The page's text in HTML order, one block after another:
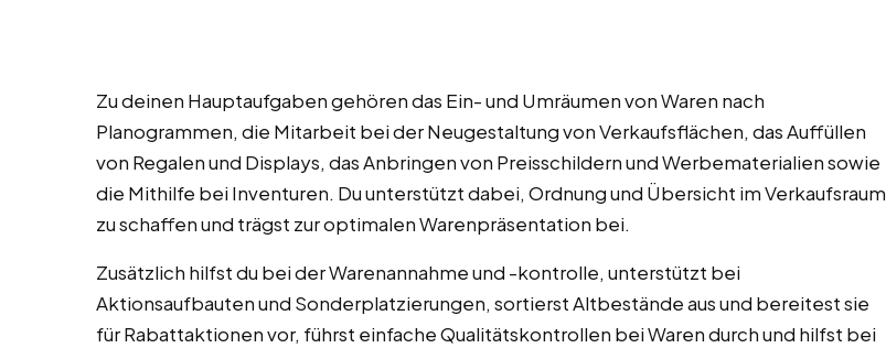
Zu deinen Hauptaufgaben gehören das Ein- und Umräumen von Waren nach
Planogrammen, die Mitarbeit bei der Neugestaltung von Verkaufsflächen, das Auffüllen
von Regalen und Displays, das Anbringen von Preisschildern und Werbematerialien sowie
die Mithilfe bei Inventuren. Du unterstützt dabei, Ordnung und Übersicht im Verkaufsraum
zu schaffen und trägst zur optimalen Warenpräsentation bei.
Zusätzlich hilfst du bei der Warenannahme und -kontrolle, unterstützt bei
Aktionsaufbauten und Sonderplatzierungen, sortierst Altbestände aus und bereitest sie
für Rabattaktionen vor, führst einfache Qualitätskontrollen bei Waren durch und hilfst bei